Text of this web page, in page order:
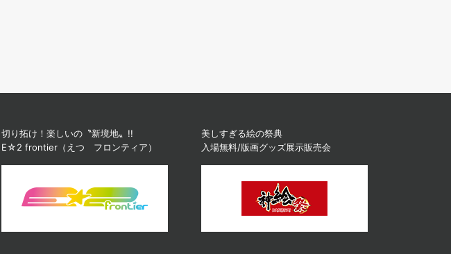
切り拓け！楽しいの〝新境地〟!!
E☆2 frontier（えつ フロンティア）
美しすぎる絵の祭典
入場無料/版画グッズ展示販売会